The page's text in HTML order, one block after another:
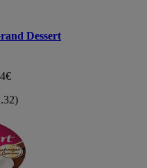
Dessert